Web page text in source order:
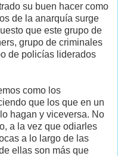
su buen hacer como
de la anarquía surge
que este grupo de
grupo de criminales
de policías liderados
como los
que los que en un
hagan y viceversa. No
a la vez que odiarles
a lo largo de las
ellas son más que